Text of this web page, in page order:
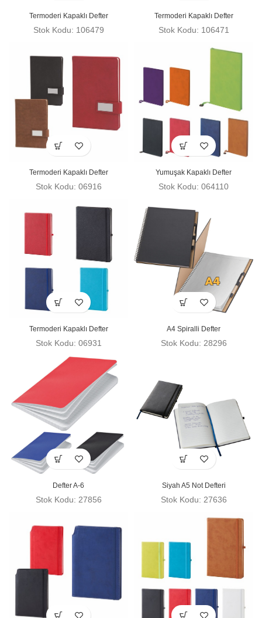
Termoderi Kapaklı Defter
Stok Kodu: 106479
Termoderi Kapaklı Defter
Stok Kodu: 106471
Termoderi Kapaklı Defter
Stok Kodu: 06916
Yumuşak Kapaklı Defter
Stok Kodu: 064110
Termoderi Kapaklı Defter
Stok Kodu: 06931
A4 Spiralli Defter
Stok Kodu: 28296
Defter A-6
Stok Kodu: 27856
Siyah A5 Not Defteri
Stok Kodu: 27636